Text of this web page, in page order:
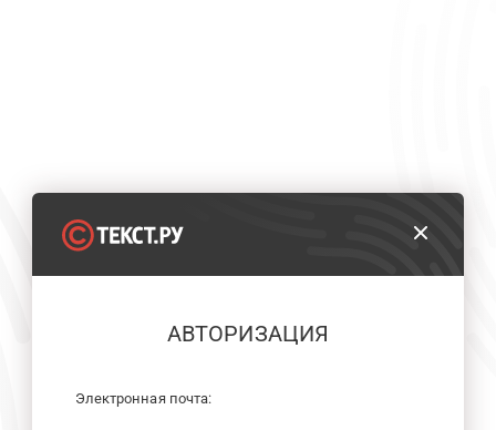
АВТОРИЗАЦИЯ
Электронная почта: